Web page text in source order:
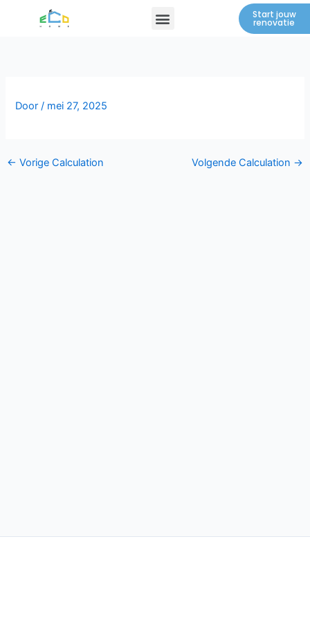
Menu Start jouw
renovatie
Door/ mei 27, 2025
← Vorige Calculation Volgende Calculation →